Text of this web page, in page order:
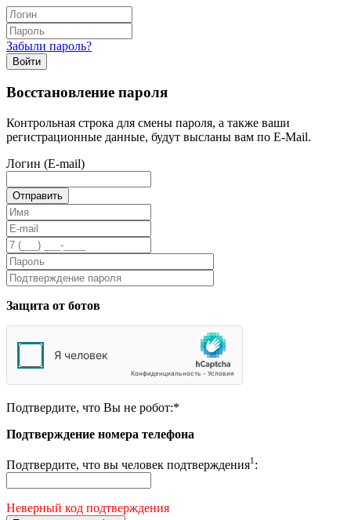
Забыли пароль?
Войти
Восстановление пароля
Контрольная строка для смены пароля, а также ваши
регистрационные данные, будут высланы вам по E-Mail.
Логин (E-mail)
Защита от ботов
Подтвердите, что Вы не робот:*
Подтверждение номера телефона
Подтвердите, что вы человек подтверждения1 :
Неверный код подтверждения